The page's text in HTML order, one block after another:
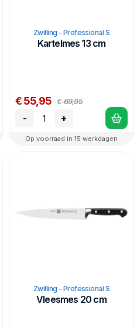
Zwilling - Professional S
Kartelmes 13 cm
€ 55,95 € 69,95
- +
Op voorraad in 15 werkdagen
Zwilling - Professional S
Vleesmes 20 cm